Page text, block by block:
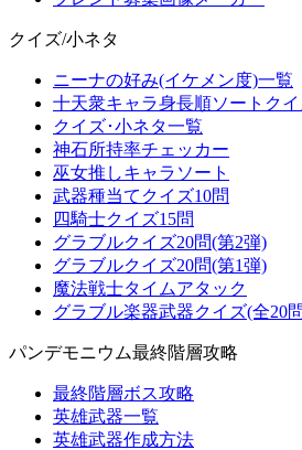
クイズ/小ネタ
ニーナの好み(イケメン度)一覧
十天衆キャラ身長順ソートク
クイズ･小ネタ一覧
神石所持率チェッカー
巫女推しキャラソート
武器種当てクイズ10問
四騎士クイズ15問
グラブルクイズ20問(第2弾)
グラブルクイズ20問(第1弾)
魔法戦士タイムアタック
グラブル楽器武器クイズ(全20
パンデモニウム最終階層攻略
最終階層ボス攻略
英雄武器一覧
英雄武器作成方法